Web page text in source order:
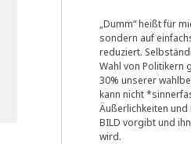
„Dumm“ heißt für
sondern auf
reduziert.
Wahl von Politikern
30% unserer
kann nicht
Äußerlichkeiten
BILD vorgibt und
wird.